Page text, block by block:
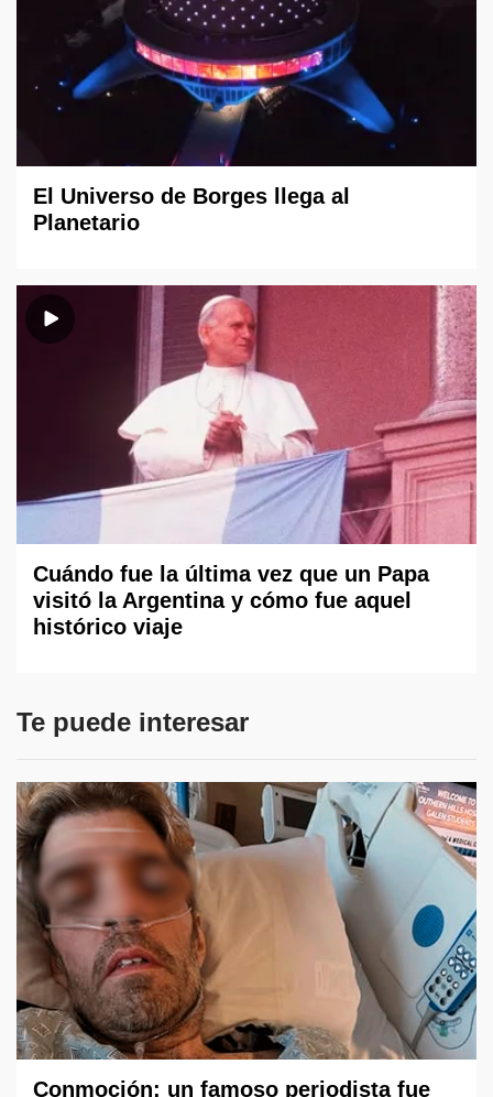
El Universo de Borges llega al
Planetario
Cuándo fue la última vez que un Papa
visitó la Argentina y cómo fue aquel
histórico viaje
Te puede interesar
Conmoción: un famoso periodista fue